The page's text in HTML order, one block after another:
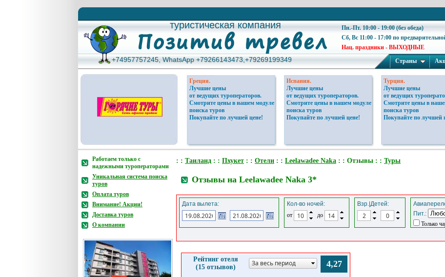
туристическая компания
туристическая компания
Пн.-Пт. 10:00 - 19:00 (без обеда)
Сб, Вс 11:00 - 17:00 по
Нац. праздники - ВЫХОДНЫЕ
+74957757245, WhatsApp +79266143473,+79269199349
+74957757245, WhatsApp +79266143473,+79269199349 Страны
Греция.
Лучшие цены
от ведущих туроператоров.
Смотрите цены в нашем модуле
поиска туров
Покупайте по лучшей цене!
Испания.
Лучшие цены
от ведущих туроператоров.
Смотрите цены в нашем модуле
поиска туров
Покупайте по лучшей цене!
Турция.
Лучшие цены
от ведущих
Смотрите цены в
поиска туров
Покупайте по лучшей
Работаем только с
надежными туроператорами
Уникальная система поиска
туров
Оплата туров
Внимание! Акции!
Доставка туров
О компании
: : Таиланд : : Пхукет : : Отели : : Leelawadee Naka : : Отзывы : : Туры
Отзывы на Leelawadee Naka 3*
Дата вылета:
Кол-во ночей:
от
до
Взр.|Детей:
Пит.:
Только
Рейтинг отеля
(15 отзывов)
За весь период 4,27